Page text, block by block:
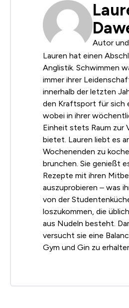
Autor
Lauren hat einen
Anglistik. Schwimmen
immer ihrer
innerhalb der letzten
den Kraftsport für sich
wobei in ihrer
Einheit stets Raum zur
bietet. Lauren liebt es
Wochenenden zu
brunchen. Sie genießt
Rezepte mit ihren
auszuprobieren – was
von der
loszukommen, die
aus Nudeln besteht.
versucht sie eine
Gym und Gin zu